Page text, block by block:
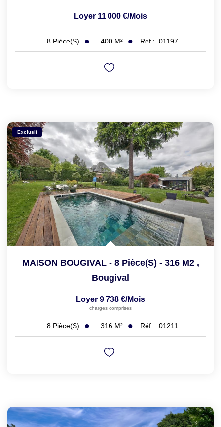
Loyer 11 000 €/mois
8 Pièce(s) 400 M² Réf : 01197
Exclusif
MAISON BOUGIVAL - 8 Pièce(s) - 316 M2 ,
Bougival
Loyer 9 738 €/mois
charges comprises
8 Pièce(s) 316 M² Réf : 01211